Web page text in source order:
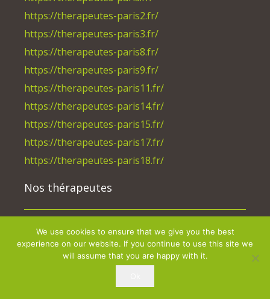
https://therapeutes-paris2.fr/
https://therapeutes-paris3.fr/
https://therapeutes-paris8.fr/
https://therapeutes-paris9.fr/
https://therapeutes-paris11.fr/
https://therapeutes-paris14.fr/
https://therapeutes-paris15.fr/
https://therapeutes-paris17.fr/
https://therapeutes-paris18.fr/
Nos thérapeutes
Nos thérapeutes en Ile De France
Nos thérapeutes en Alsace
Nos thérapeutes en Aquitaine
We use cookies to ensure that we give you the best
experience on our website. If you continue to use this site we
will assume that you are happy with it.